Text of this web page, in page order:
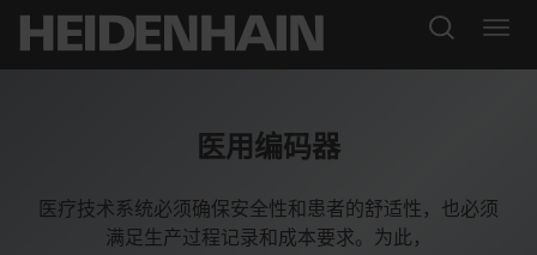
医用编码器
医疗技术系统必须确保安全性和患者的舒适性，也必须
满足生产过程记录和成本要求。为此，